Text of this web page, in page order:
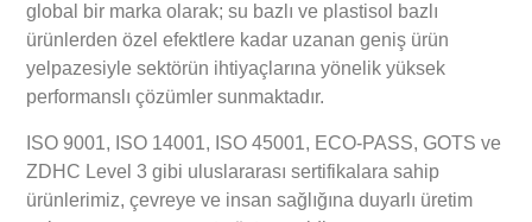
global bir marka olarak; su bazlı ve plastisol bazlı
ürünlerden özel efektlere kadar uzanan geniş ürün
yelpazesiyle sektörün ihtiyaçlarına yönelik yüksek
performanslı çözümler sunmaktadır.
ISO 9001, ISO 14001, ISO 45001, ECO-PASS, GOTS ve
ZDHC Level 3 gibi uluslararası sertifikalara sahip
ürünlerimiz, çevreye ve insan sağlığına duyarlı üretim